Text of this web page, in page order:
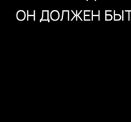
ОН ДОЛЖЕН